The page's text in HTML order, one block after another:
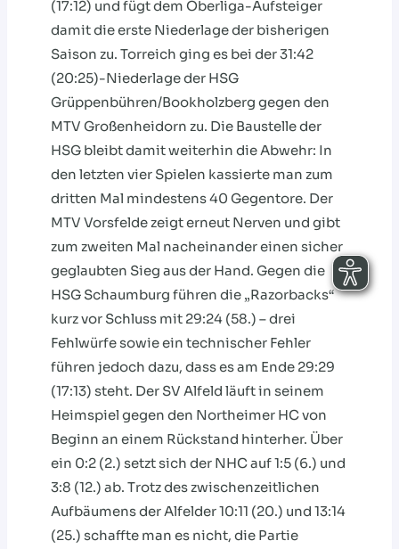
(17:12) und fügt dem Oberliga-Aufsteiger
damit die erste Niederlage der bisherigen
Saison zu. Torreich ging es bei der 31:42
(20:25)-Niederlage der HSG
Grüppenbühren/Bookholzberg gegen den
MTV Großenheidorn zu. Die Baustelle der
HSG bleibt damit weiterhin die Abwehr: In
den letzten vier Spielen kassierte man zum
dritten Mal mindestens 40 Gegentore. Der
MTV Vorsfelde zeigt erneut Nerven und gibt
zum zweiten Mal nacheinander einen sicher
geglaubten Sieg aus der Hand. Gegen die
HSG Schaumburg führen die „Razorbacks“
kurz vor Schluss mit 29:24 (58.) – drei
Fehlwürfe sowie ein technischer Fehler
führen jedoch dazu, dass es am Ende 29:29
(17:13) steht. Der SV Alfeld läuft in seinem
Heimspiel gegen den Northeimer HC von
Beginn an einem Rückstand hinterher. Über
ein 0:2 (2.) setzt sich der NHC auf 1:5 (6.) und
3:8 (12.) ab. Trotz des zwischenzeitlichen
Aufbäumens der Alfelder 10:11 (20.) und 13:14
(25.) schaffte man es nicht, die Partie